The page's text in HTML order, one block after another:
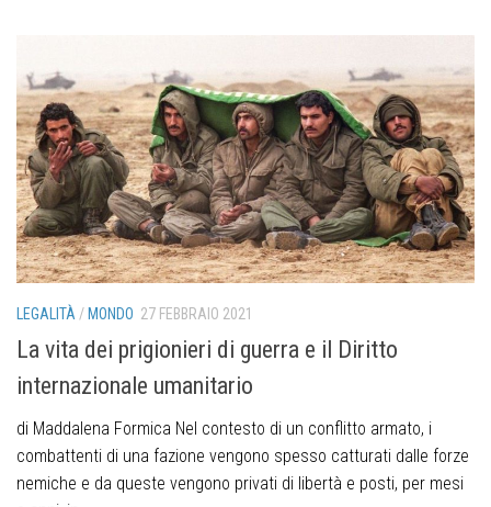
LEGALITÀ/ MONDO 27 FEBBRAIO 2021
La vita dei prigionieri di guerra e il Diritto
internazionale umanitario
di Maddalena Formica Nel contesto di un conflitto armato, i
combattenti di una fazione vengono spesso catturati dalle forze
nemiche e da queste vengono privati di libertà e posti, per mesi